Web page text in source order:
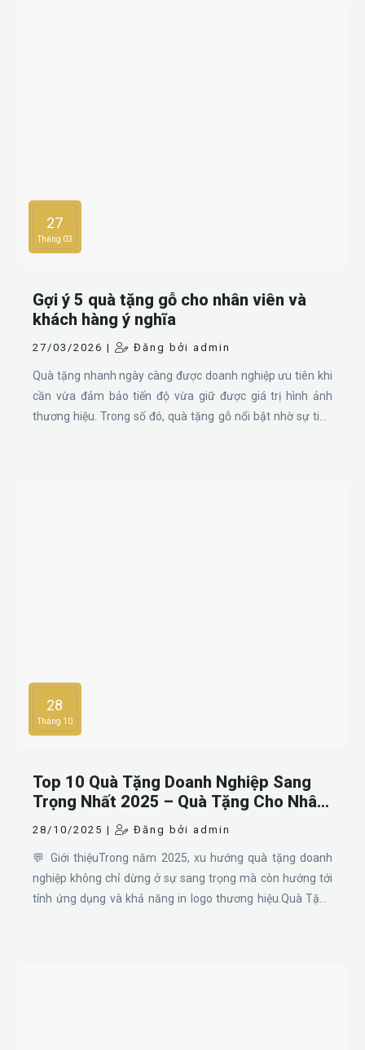
27
Tháng 03
Gợi ý 5 quà tặng gỗ cho nhân viên và
khách hàng ý nghĩa
27/03/2026 | Đăng bởi admin
Quà tặng nhanh ngày càng được doanh nghiệp ưu tiên khi
cần vừa đảm bảo tiến độ vừa giữ được giá trị hình ảnh
thương hiệu. Trong số đó, quà tặng gỗ nổi bật nhờ sự tinh
28
Tháng 10
Top 10 Quà Tặng Doanh Nghiệp Sang
Trọng Nhất 2025 – Quà Tặng Cho Nhân
Viên & Khách Hàng
28/10/2025 | Đăng bởi admin
💬 Giới thiệuTrong năm 2025, xu hướng quà tặng doanh
nghiệp không chỉ dừng ở sự sang trọng mà còn hướng tới
tính ứng dụng và khả năng in logo thương hiệu.Quà Tặng